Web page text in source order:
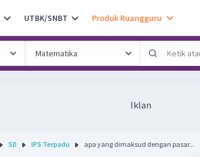
UTBK/SNBT Produk Ruangguru
Iklan
SD IPS Terpadu apa yang dimaksud dengan pasar...